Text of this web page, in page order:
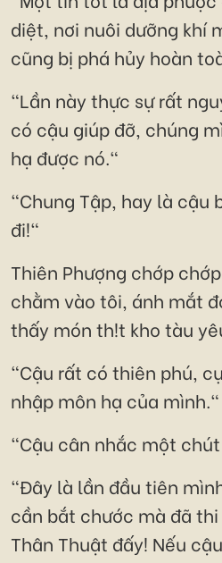
diệt, nơi nuôi dưỡng khí
cũng bị phá hủy hoàn
"Lần này thực sự rất
có cậu giúp đỡ, chúng
hạ được nó."
"Chung Tập, hay là cậu
đi!"
Thiên Phượng chớp
chằm vào tôi, ánh mắt
thấy món th!t kho tàu
"Cậu rất có thiên phú,
nhập môn hạ của mình."
"Cậu cân nhắc một
"Đây là lần đầu tiên
cần bắt chước mà đã
Thân Thuật đấy! Nếu